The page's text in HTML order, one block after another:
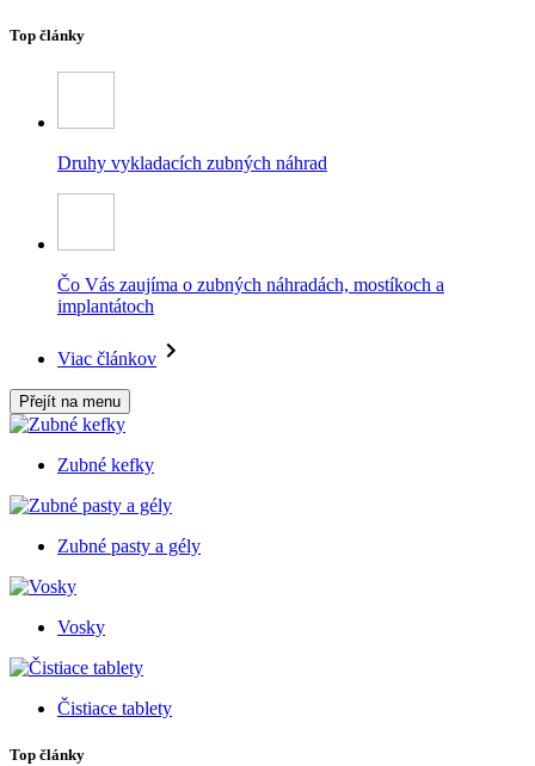
Top články
Druhy vykladacích zubných náhrad
Čo Vás zaujíma o zubných náhradách, mostíkoch a
implantátoch
Viac článkov
Přejít na menu
Zubné kefky
Zubné pasty a gély
Vosky
Čistiace tablety
Top články